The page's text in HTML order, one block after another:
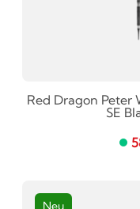
Red Dragon
SE
Neu